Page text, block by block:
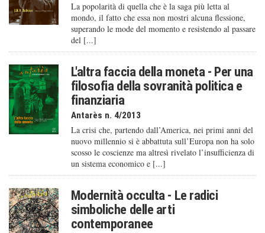
La popolarità di quella che è la saga più letta al
mondo, il fatto che essa non mostri alcuna flessione,
superando le mode del momento e resistendo al passare
del [...]
L'altra faccia della moneta - Per una
filosofia della sovranità politica e
finanziaria
Antarès n. 4/2013
La crisi che, partendo dall’America, nei primi anni del
nuovo millennio si è abbattuta sull’Europa non ha solo
scosso le coscienze ma altresì rivelato l’insufficienza di
un sistema economico e [...]
Modernità occulta - Le radici
simboliche delle arti
contemporanee